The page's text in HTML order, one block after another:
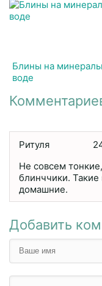
Блины на
воде
Ритуля
Не совсем
блинччики.
домашние.
Добавить